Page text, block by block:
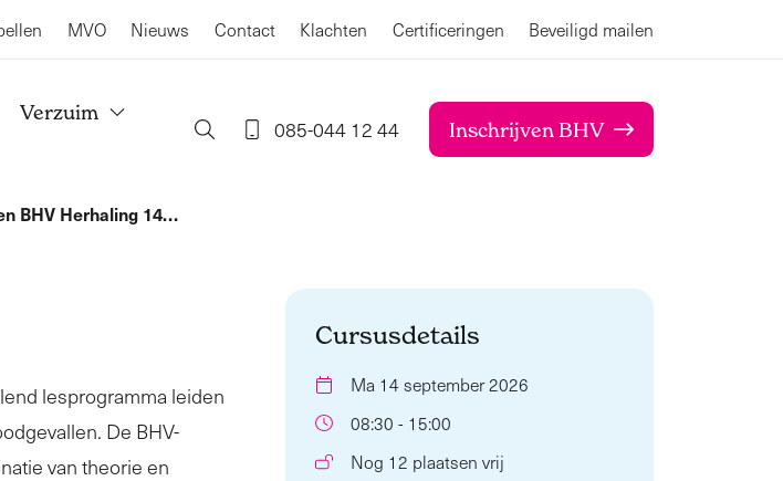
MVO Nieuws Contact Klachten Certificeringen Beveiligd mailen
Verzuim
085-044 12 44 Inschrijven BHV
BHV Herhaling 14…
lesprogramma leiden
De BHV-
van theorie en
Cursusdetails
Ma 14 september 2026
08:30 - 15:00
Nog 12 plaatsen vrij